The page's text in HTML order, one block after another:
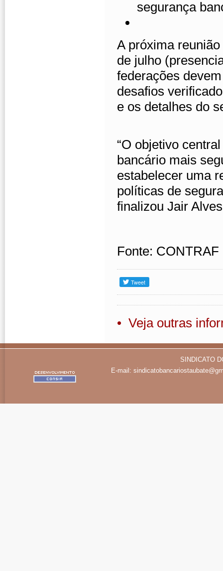
segurança
A próxima
de julho
federações
desafios
e os detalhes do
“O objetivo
bancário mais
estabelecer uma
políticas de
finalizou Jair
Fonte: CONTRAF
• Veja outras
SINDICATO
E-mail: